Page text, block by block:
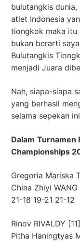
bulutangkis
atlet Indonesia
tiongkok maka itu
bukan berarti
Bulutangkis
menjadi Juara
Nah, siapa-siapa
yang berhasil
selama sepekan
Dalam Turnamen
Championships
Gregoria Mariska
China Zhiyi WANG
21-18 19-21 21-12
Rinov RIVALDY [11]
Pitha Haningtyas